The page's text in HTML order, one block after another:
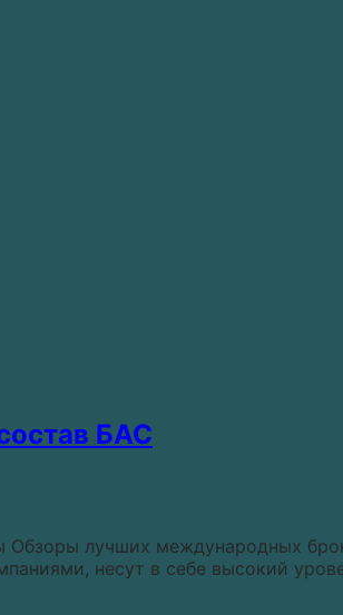
БАС
лучших международных
несут в себе высокий